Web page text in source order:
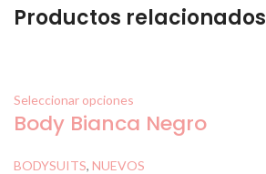
Productos relacionados
Seleccionar opciones
Body Bianca Negro
BODYSUITS, NUEVOS